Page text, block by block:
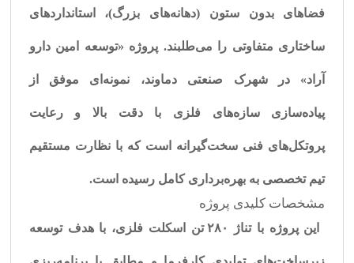
فضاهای بدون ستون (دهانه‌های بزرگ)، استانداردهای
ساختاری متفاوتی را می‌طلبند. پروژه «توسعه امین دارو
آراد» در شهرک صنعتی دماوند، نمونه‌ای موفق از
پیاده‌سازی سازه‌های فلزی با دقت بالا و رعایت
پروتکل‌های فنی سخت‌گیرانه است که با نظارت مستقیم
تیم تخصصی به بهره‌برداری کامل رسیده است.
مشخصات کلیدی پروژه
این پروژه با تناژ ۲۸۰ تن اسکلت فلزی، با هدف توسعه